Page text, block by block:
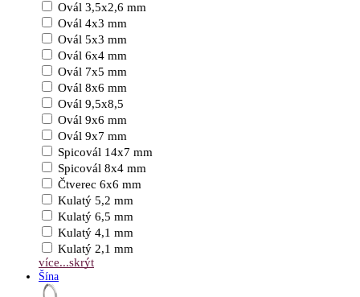
Ovál 3,5x2,6 mm
Ovál 4x3 mm
Ovál 5x3 mm
Ovál 6x4 mm
Ovál 7x5 mm
Ovál 8x6 mm
Ovál 9,5x8,5
Ovál 9x6 mm
Ovál 9x7 mm
Spicovál 14x7 mm
Spicovál 8x4 mm
Čtverec 6x6 mm
Kulatý 5,2 mm
Kulatý 6,5 mm
Kulatý 4,1 mm
Kulatý 2,1 mm
více...skrýt
Šína